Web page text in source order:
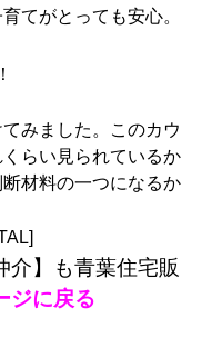
てがとっても安心。
みました。このカウ
らい見られているか
材料の一つになるか
介】も青葉住宅販
ジに戻る